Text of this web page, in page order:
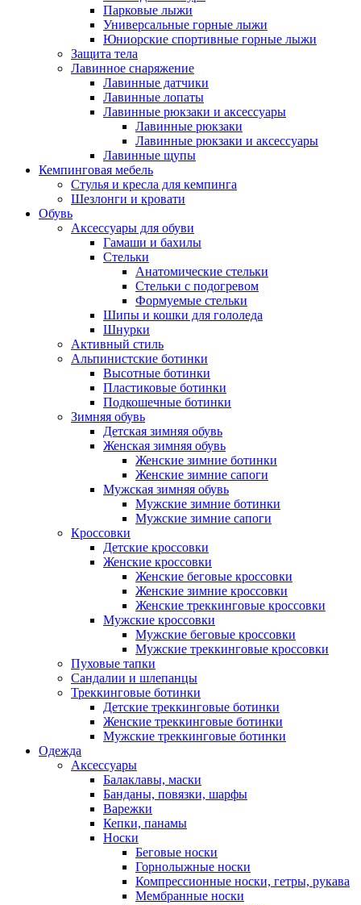
Парковые лыжи
Универсальные горные лыжи
Юниорские спортивные горные лыжи
Защита тела
Лавинное снаряжение
Лавинные датчики
Лавинные лопаты
Лавинные рюкзаки и аксессуары
Лавинные рюкзаки
Лавинные рюкзаки и аксессуары
Лавинные щупы
Кемпинговая мебель
Стулья и кресла для кемпинга
Шезлонги и кровати
Обувь
Аксессуары для обуви
Гамаши и бахилы
Стельки
Анатомические стельки
Стельки с подогревом
Формуемые стельки
Шипы и кошки для гололеда
Шнурки
Активный стиль
Альпинистские ботинки
Высотные ботинки
Пластиковые ботинки
Подкошечные ботинки
Зимняя обувь
Детская зимняя обувь
Женская зимняя обувь
Женские зимние ботинки
Женские зимние сапоги
Мужская зимняя обувь
Мужские зимние ботинки
Мужские зимние сапоги
Кроссовки
Детские кроссовки
Женские кроссовки
Женские беговые кроссовки
Женские зимние кроссовки
Женские треккинговые кроссовки
Мужские кроссовки
Мужские беговые кроссовки
Мужские треккинговые кроссовки
Пуховые тапки
Сандалии и шлепанцы
Треккинговые ботинки
Детские треккинговые ботинки
Женские треккинговые ботинки
Мужские треккинговые ботинки
Одежда
Аксессуары
Балаклавы, маски
Банданы, повязки, шарфы
Варежки
Кепки, панамы
Носки
Беговые носки
Горнолыжные носки
Компрессионные носки, гетры, рукава
Мембранные носки